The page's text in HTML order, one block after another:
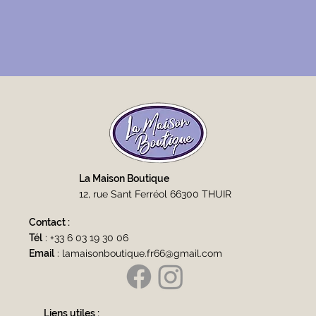
La Maison Boutique
12, rue Sant Ferréol 66300 THUIR
Contact :
Tél :+33 6 03 19 30 06
Email : lamaisonboutique.fr66@gmail.com
Liens utiles :